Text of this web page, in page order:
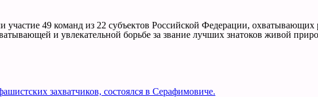
49 команд из 22 субъектов Российской Федерации,
и увлекательной борьбе за звание лучших знатоков живой
захватчиков, состоялся в Серафимовиче.